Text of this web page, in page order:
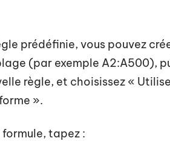
prédéfinie, vous pouvez
(par exemple A2:A500),
règle, et choisissez «
».
tapez :